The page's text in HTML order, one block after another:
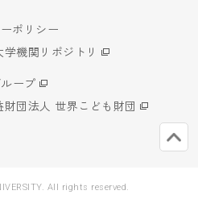
ポリシー
学機関リポジトリ
ープ
財団法人 世界こども財団
All rights reserved.